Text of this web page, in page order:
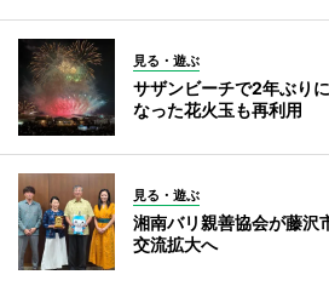
見る・遊ぶ
サザンビーチで2年ぶり
なった花火玉も再利用
見る・遊ぶ
湘南バリ親善協会が藤
交流拡大へ